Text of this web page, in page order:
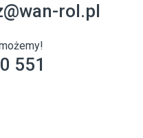
rol.pl
551